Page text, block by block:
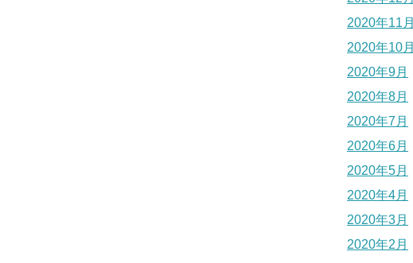
2020年11月
2020年10月
2020年9月
2020年8月
2020年7月
2020年6月
2020年5月
2020年4月
2020年3月
2020年2月